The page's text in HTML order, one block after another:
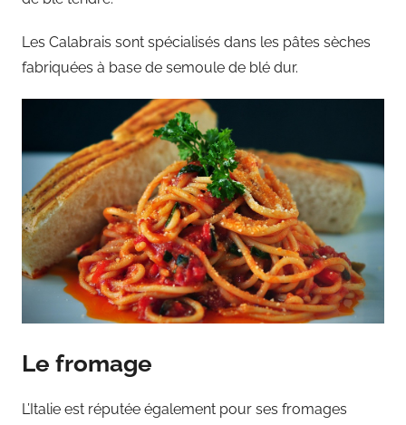
Les Calabrais sont spécialisés dans les pâtes sèches
fabriquées à base de semoule de blé dur.
Le fromage
L’Italie est réputée également pour ses fromages